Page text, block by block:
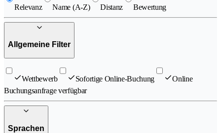
Relevanz Name (A-Z) Distanz Bewertung
Allgemeine Filter
Wettbewerb Sofortige Online-Buchung
Online
Buchungsanfrage verfügbar
Sprachen